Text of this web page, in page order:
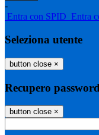
-
Entra con SPID Entra
Seleziona utente
button close ×
Recupero password
button close ×